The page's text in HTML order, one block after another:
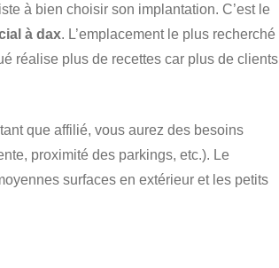
à bien choisir son implantation. C’est le
à dax. L’emplacement le plus recherché
réalise plus de recettes car plus de clients
que affilié, vous aurez des besoins
proximité des parkings, etc.). Le
surfaces en extérieur et les petits